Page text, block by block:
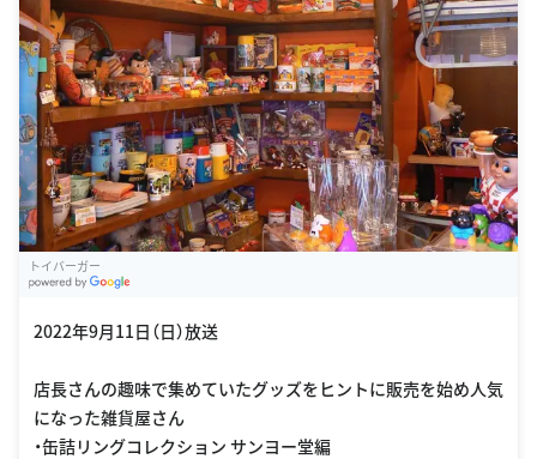
トイバーガー
2022年9月11日（日）放送
店長さんの趣味で集めていたグッズをヒントに販売を始め人気
になった雑貨屋さん
・缶詰リングコレクション サンヨー堂編